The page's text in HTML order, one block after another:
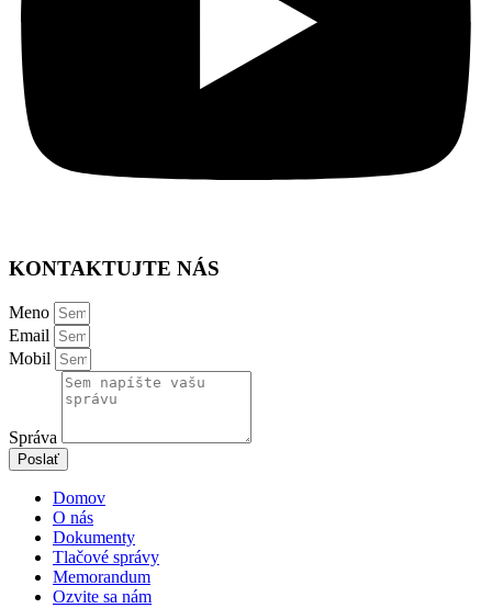
KONTAKTUJTE NÁS
Meno
Email
Mobil
Správa
Poslať
Domov
O nás
Dokumenty
Tlačové správy
Memorandum
Ozvite sa nám